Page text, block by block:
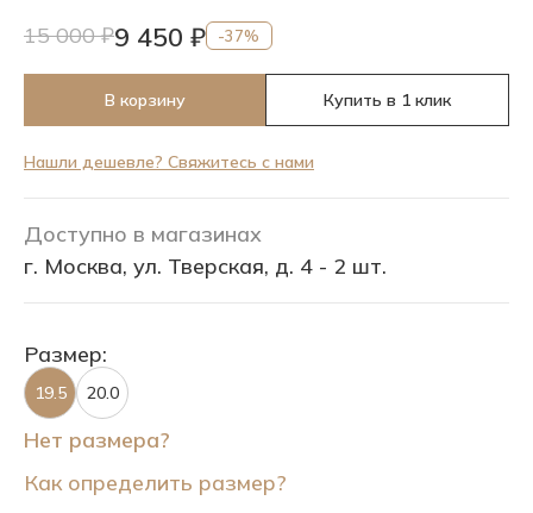
15 000 ₽9 450 ₽ -37%
В корзину Купить в 1 клик
Нашли дешевле? Свяжитесь с нами
Доступно в магазинах
г. Москва, ул. Тверская, д. 4 - 2 шт.
Размер:
19.5 20.0
Нет размера?
Как определить размер?